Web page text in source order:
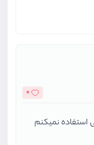
0
نمیکنم